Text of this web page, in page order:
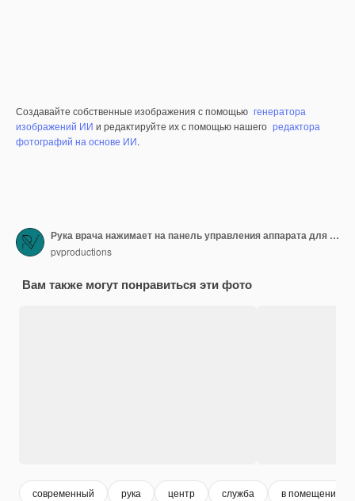
Создавайте собственные изображения с помощью генератора
изображений ИИ и редактируйте их с помощью нашего редактора
фотографий на основе ИИ.
Рука врача нажимает на панель управления аппарата для прессотерапии, медицинские технологии
pvproductions
Вам также могут понравиться эти фото
современный рука центр служба в помещении